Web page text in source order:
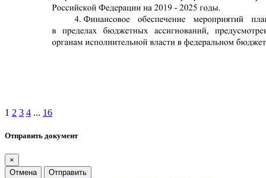
1 2 3 4 ... 16
Отправить документ
×
Отмена
Отправить